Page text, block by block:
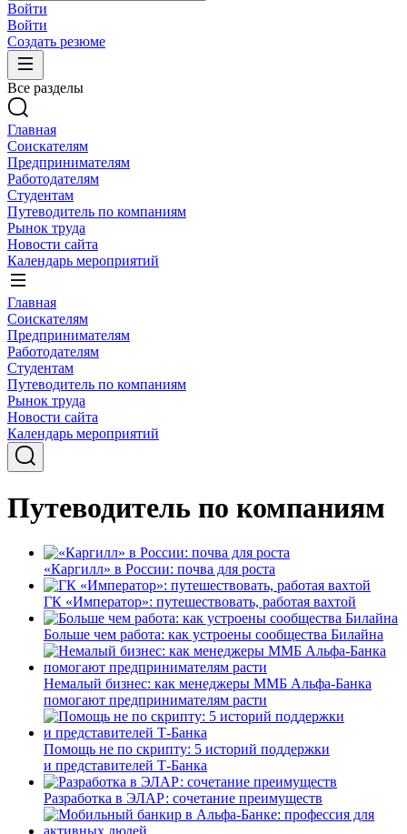
Войти
Войти
Создать резюме
Все разделы
Главная
Соискателям
Предпринимателям
Работодателям
Студентам
Путеводитель по компаниям
Рынок труда
Новости сайта
Календарь мероприятий
Главная
Соискателям
Предпринимателям
Работодателям
Студентам
Путеводитель по компаниям
Рынок труда
Новости сайта
Календарь мероприятий
Путеводитель по компаниям
«Каргилл» в России: почва для роста
ГК «Император»: путешествовать, работая вахтой
Больше чем работа: как устроены сообщества Билайна
Немалый бизнес: как менеджеры ММБ Альфа-Банка
помогают предпринимателям расти
Помощь не по скрипту: 5 историй поддержки
и представителей Т-Банка
Разработка в ЭЛАР: сочетание преимуществ